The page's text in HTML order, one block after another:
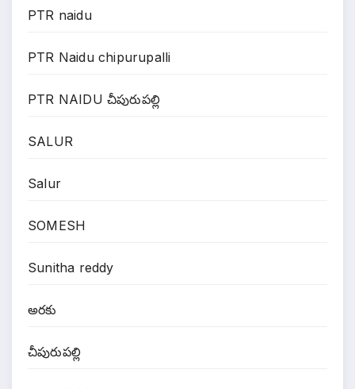
PTR naidu
PTR Naidu chipurupalli
PTR NAIDU చీపురుపల్లి
SALUR
Salur
SOMESH
Sunitha reddy
అరకు
చీపురుపల్లి